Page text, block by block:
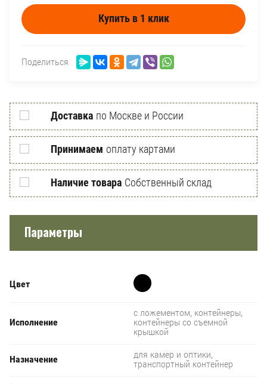
Купить в 1 клик
Поделиться
Доставка по Москве и России
Принимаем оплату картами
Наличие товара Собственный склад
Параметры
Цвет
Исполнение
с ложементом, контейнеры,
контейнеры со съемной
крышкой
Назначение
для камер и оптики,
транспортный контейнер